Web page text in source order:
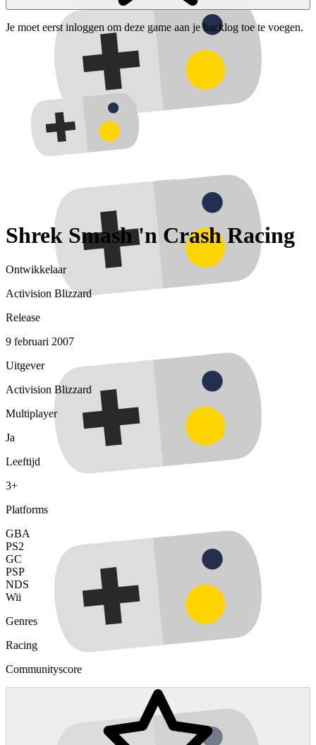
Je moet eerst inloggen om deze game aan je backlog toe te voegen.
Shrek Smash 'n Crash Racing
Ontwikkelaar
Activision Blizzard
Release
9 februari 2007
Uitgever
Activision Blizzard
Multiplayer
Ja
Leeftijd
3+
Platforms
GBA
PS2
GC
PSP
NDS
Wii
Genres
Racing
Communityscore